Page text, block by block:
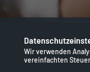
Wir verwenden
vereinfachten